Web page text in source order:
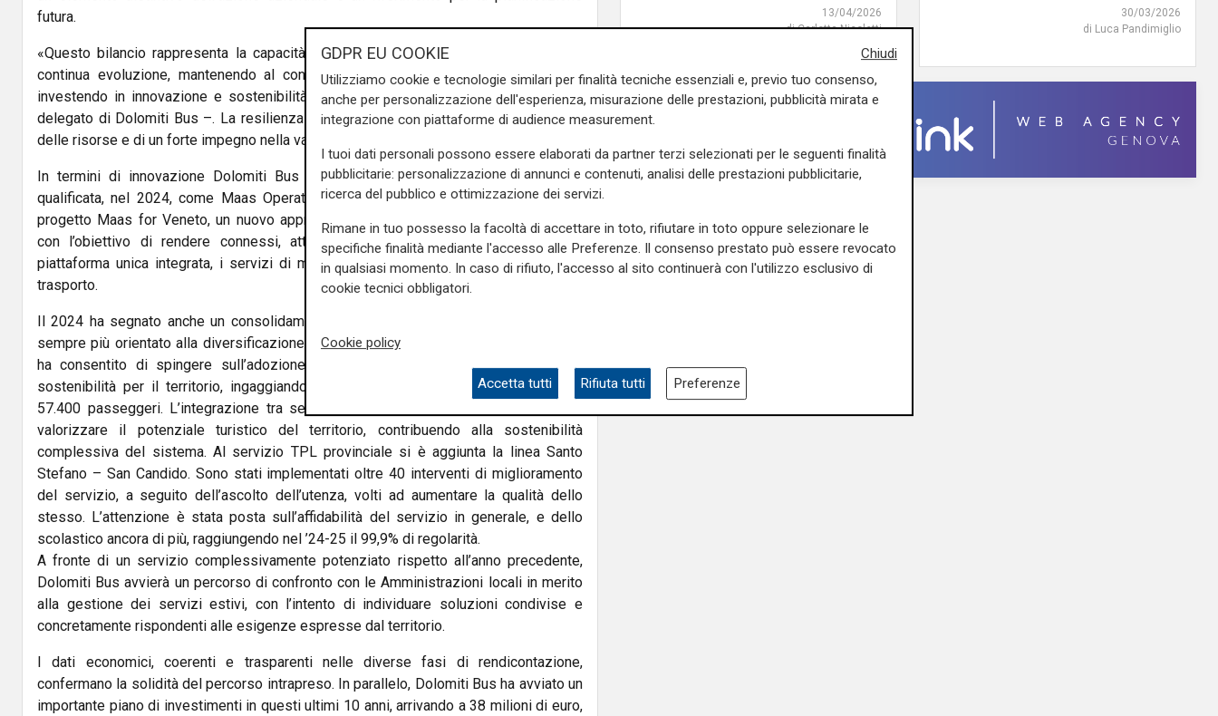
futura.
«Questo bilancio rappresenta la capacità dell’azienda di adattarsi a un contesto in
continua evoluzione, mantenendo al contempo un elevato standard di servizio e
investendo in innovazione e sostenibilità – dichiara Stefano Rossi, amministratore
delegato di Dolomiti Bus –. La resilienza dimostrata è frutto di una gestione attenta
delle risorse e di un forte impegno nella valorizzazione del capitale umano.»
In termini di innovazione Dolomiti Bus è l’unica azienda del Veneto ad essersi
qualificata, nel 2024, come Maas Operator (Mobility As A Service) nell’ambito del
progetto Maas for Veneto, un nuovo approccio per l’accesso ai servizi di trasporto
con l’obiettivo di rendere connessi, attraverso la propria App, e quindi in una
piattaforma unica integrata, i servizi di mobilità del territorio con la propria rete di
trasporto.
Il 2024 ha segnato anche un consolidamento del modello di business dell’azienda,
sempre più orientato alla diversificazione e all’efficienza. Il servizio a chiamata Trillo
ha consentito di spingere sull’adozione del Trasporto pubblico in una logica di
sostenibilità per il territorio, ingaggiando nel primo anno di sperimentazione oltre
57.400 passeggeri. L’integrazione tra servizi ordinari e stagionali ha permesso di
valorizzare il potenziale turistico del territorio, contribuendo alla sostenibilità
complessiva del sistema. Al servizio TPL provinciale si è aggiunta la linea Santo
Stefano – San Candido. Sono stati implementati oltre 40 interventi di miglioramento
del servizio, a seguito dell’ascolto dell’utenza, volti ad aumentare la qualità dello
stesso. L’attenzione è stata posta sull’affidabilità del servizio in generale, e dello
scolastico ancora di più, raggiungendo nel ’24-25 il 99,9% di regolarità.
A fronte di un servizio complessivamente potenziato rispetto all’anno precedente,
Dolomiti Bus avvierà un percorso di confronto con le Amministrazioni locali in merito
alla gestione dei servizi estivi, con l’intento di individuare soluzioni condivise e
concretamente rispondenti alle esigenze espresse dal territorio.
I dati economici, coerenti e trasparenti nelle diverse fasi di rendicontazione,
confermano la solidità del percorso intrapreso. In parallelo, Dolomiti Bus ha avviato un
importante piano di investimenti in questi ultimi 10 anni, arrivando a 38 milioni di euro,
13/04/2026
di Carlotta Nicoletti
30/03/2026
di Luca Pandimiglio
Chiudi
GDPR EU COOKIE
Utilizziamo cookie e tecnologie similari per finalità tecniche essenziali e, previo tuo consenso,
anche per personalizzazione dell'esperienza, misurazione delle prestazioni, pubblicità mirata e
integrazione con piattaforme di audience measurement.
I tuoi dati personali possono essere elaborati da partner terzi selezionati per le seguenti finalità
pubblicitarie: personalizzazione di annunci e contenuti, analisi delle prestazioni pubblicitarie,
ricerca del pubblico e ottimizzazione dei servizi.
Rimane in tuo possesso la facoltà di accettare in toto, rifiutare in toto oppure selezionare le
specifiche finalità mediante l'accesso alle Preferenze. Il consenso prestato può essere revocato
in qualsiasi momento. In caso di rifiuto, l'accesso al sito continuerà con l'utilizzo esclusivo di
cookie tecnici obbligatori.
Cookie policy
Accetta tutti Rifiuta tutti Preferenze